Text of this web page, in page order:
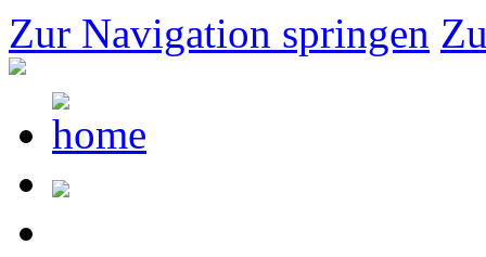
Zur Navigation springen